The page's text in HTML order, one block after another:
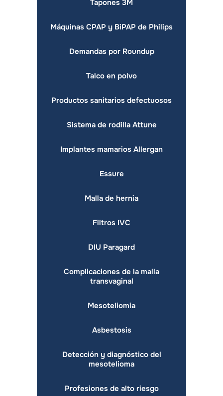
Tapones 3M
Máquinas CPAP y BiPAP de Philips
Demandas por Roundup
Talco en polvo
Productos sanitarios defectuosos
Sistema de rodilla Attune
Implantes mamarios Allergan
Essure
Malla de hernia
Filtros IVC
DIU Paragard
Complicaciones de la malla
transvaginal
Mesoteliomia
Asbestosis
Detección y diagnóstico del
mesotelioma
Profesiones de alto riesgo